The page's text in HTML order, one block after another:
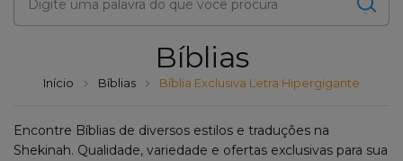
Bíblias
Início Bíblias Bíblia Exclusiva Letra Hipergigante
Encontre Bíblias de diversos estilos e traduções na
Shekinah. Qualidade, variedade e ofertas exclusivas para sua